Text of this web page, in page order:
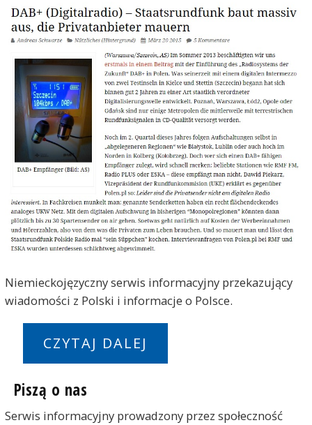
Niemieckojęzyczny serwis informacyjny przekazujący
wiadomości z Polski i informacje o Polsce.
CZYTAJ DALEJ
Piszą o nas
Serwis informacyjny prowadzony przez społeczność